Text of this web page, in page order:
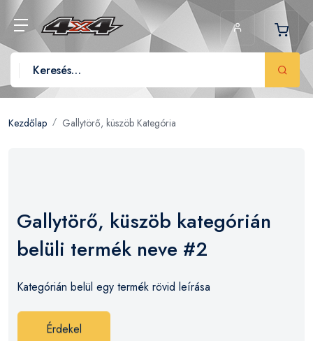
Kezdőlap Gallytörő, küszöb Kategória
Gallytörő, küszöb kategórián
belüli termék neve #2
Kategórián belül egy termék rövid leírása
Érdekel